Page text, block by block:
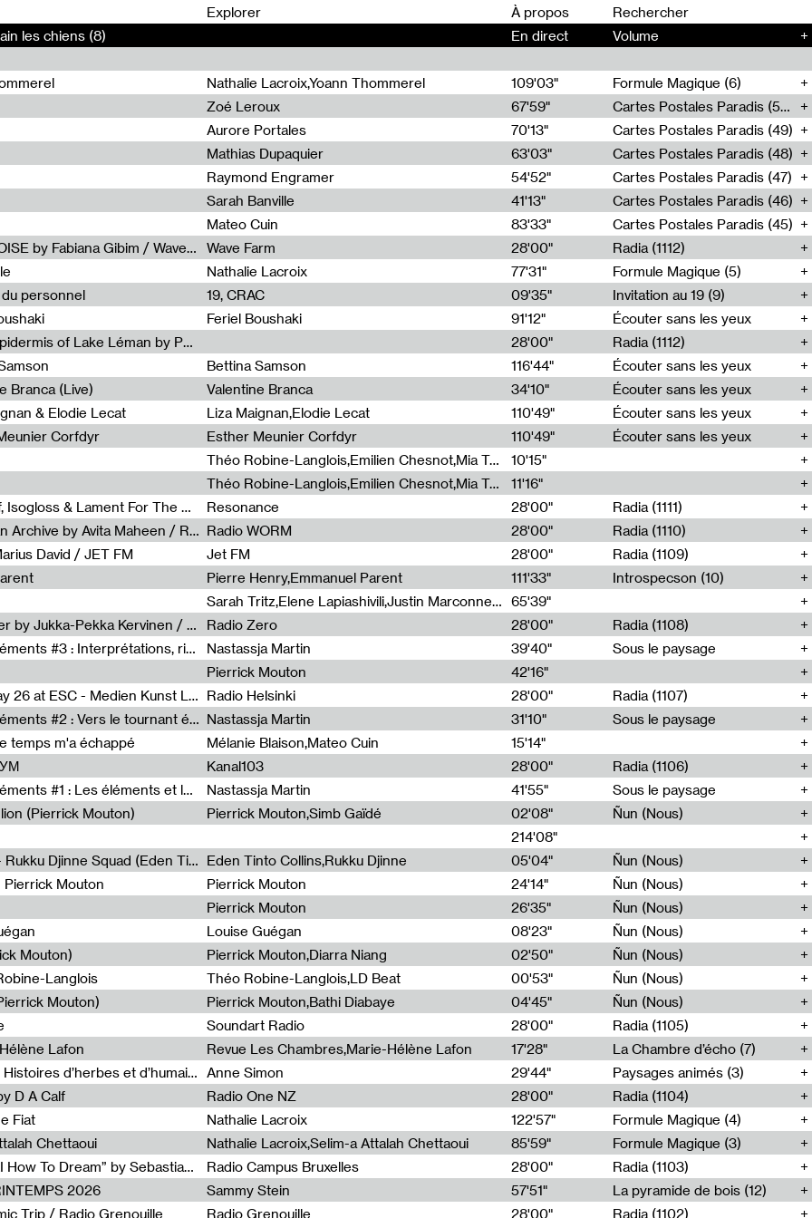
Explorer
À propos
les chiens (8)
En direct Volume +
Nathalie Lacroix,Yoann Thommerel 109'03"
Formule Magique (6)
Zoé Leroux
67'59"
Cartes Postales Paradis (50)
Aurore Portales
70'13"
Cartes Postales Paradis (49)
Mathias Dupaquier
63'03"
Cartes Postales Paradis (48)
Raymond Engramer
54'52"
Cartes Postales Paradis (47)
Sarah Banville
41'13"
Cartes Postales Paradis (46)
Mateo Cuin
83'33"
Cartes Postales Paradis (45)
Radia Show #1113 : FOSSIL///NOISE by Fabiana Gibim / Wave Farm
Wave Farm 28'00"
Radia (1112)
Nathalie Lacroix 77'31"
Formule Magique (5)
du personnel
19, CRAC 09'35"
Invitation au 19 (9)
Feriel Boushaki 91'12"
Écouter sans les yeux
Radia Show #1112 : The Sonic Epidermis of Lake Léman by Paul Courlet / Guest Slot
28'00"
Radia (1112)
Bettina Samson 116'44"
Écouter sans les yeux
Branca (Live)
Valentine Branca 34'10"
Écouter sans les yeux
& Elodie Lecat
Liza Maignan,Elodie Lecat 110'49"
Écouter sans les yeux
Corfdyr
Esther Meunier Corfdyr 110'49"
Écouter sans les yeux
Théo Robine-Langlois,Emilien Chesnot,Mia Trabalon
10'15"
Théo Robine-Langlois,Emilien Chesnot,Mia Trabalon
11'16"
Radia Show #1111 : Schisma Gulf, Isogloss & Lament For The Old Clock By Harvey Young / Resonance
Resonance 28'00"
Radia (1111)
Radia Show #1110 : Freeze, Asian Archive by Avita Maheen / Radio Worm Radio WORM 28'00"
Radia (1110)
David / JET FM
Jet FM 28'00"
Radia (1109)
Pierre Henry,Emmanuel Parent 111'33"
Introspecson (10)
Sarah Tritz,Elene Lapiashivili,Justin Marconnet,Mateo Cuche,Esther Lechevalier,Suzie Lecroart,Romance Castelet
65'39"
Radia Show #1108 : as or another by Jukka-Pekka Kervinen / Rádio Zero
Radio Zero 28'00"
Radia (1108)
Sous le paysage - Habiter les éléments #3 : Interprétations, rituels et symboliques des éléments
Nastassja Martin 39'40"
Sous le paysage
Pierrick Mouton
42'16"
Radia Show #1107 : Art's Birthday 26 at ESC - Medien Kunst Labor
Radio Helsinki 28'00"
Radia (1107)
Sous le paysage - Habiter les éléments #2 : Vers le tournant élémentaire Nastassja Martin 31'10"
Sous le paysage
temps m'a échappé
Mélanie Blaison,Mateo Cuin
15'14"
Kanal103 28'00"
Radia (1106)
Sous le paysage - Habiter les éléments #1 : Les éléments et les débordements du vivant
Nastassja Martin 41'55"
Sous le paysage
(Pierrick Mouton)
Pierrick Mouton,Simb Gaïdé 02'08"
Ñun (Nous)
214'08"
Non à l'émigration Clandestine - Rukku Djinne Squad (Eden Tinto Collins)
Eden Tinto Collins,Rukku Djinne 05'04"
Ñun (Nous)
Pierrick Mouton
Pierrick Mouton 24'14"
Ñun (Nous)
Pierrick Mouton
26'35"
Ñun (Nous)
Louise Guégan 08'23"
Ñun (Nous)
Mouton)
Pierrick Mouton,Diarra Niang 02'50"
Ñun (Nous)
Langlois
Théo Robine-Langlois,LD Beat 00'53"
Ñun (Nous)
Mouton)
Pierrick Mouton,Bathi Diabaye 04'45"
Ñun (Nous)
Soundart Radio 28'00"
Radia (1105)
Lafon
Revue Les Chambres,Marie-Hélène Lafon 17'28"
La Chambre d’écho (7)
Paysages animés #3 : Prairies – Histoires d’herbes et d’humains
Anne Simon 29'44"
Paysages animés (3)
D A Calf
Radio One NZ 28'00"
Radia (1104)
Fiat
Nathalie Lacroix 122'57"
Formule Magique (4)
Chettaoui
Nathalie Lacroix,Selim-a Attalah Chettaoui 85'59"
Formule Magique (3)
Radia Show #1103 : “Learning AI How To Dream” by Sebastian Dingens (Radio Campus Bruxelles)
Radio Campus Bruxelles 28'00"
Radia (1103)
2026
Sammy Stein 57'51"
La pyramide de bois (12)
Trip / Radio Grenouille
Radio Grenouille 28'00" Radia (1102)
00
00